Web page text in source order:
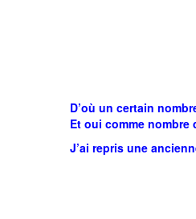
D’où un certain
Et oui comme
J’ai repris une